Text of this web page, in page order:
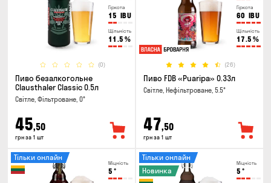
Гіркота
15 IBU
Щільність
11.5 %
(0)
Пиво безалкогольне
Clausthaler Classic 0.5л
Світле, Фільтроване, 0°
45,50
грн за 1 шт
Гіркота
60 IBU
Щільність
17.5 %
(26)
Пиво FDB «Puaripa» 0.33л
Світле, Нефільтроване, 5.5°
47,50
грн за 1 шт
Міцність
5 °
Тільки онлайн
Міцність
5 °
Тільки онлайн
Новинка